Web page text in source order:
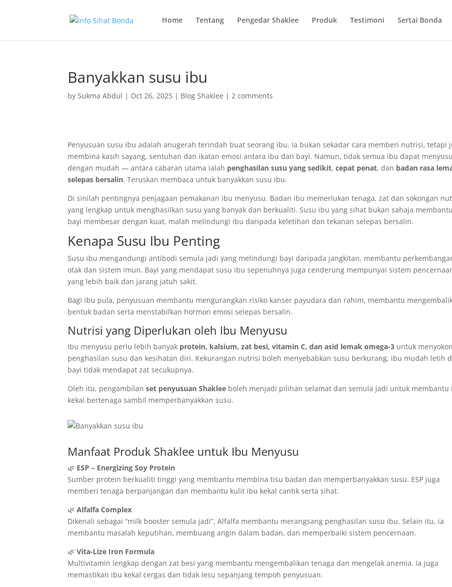
Home Tentang Pengedar Shaklee Produk Testimoni Sertai Bonda
Banyakkan susu ibu
bySukma Abdul | Oct 26, 2025 | Blog Shaklee |2 comments
Penyusuan susu ibu adalah anugerah terindah buat seorang ibu. Ia bukan sekadar cara memberi nutrisi, tetapi
membina kasih sayang, sentuhan dan ikatan emosi antara ibu dan bayi. Namun, tidak semua ibu dapat menyusu
dengan mudah — antara cabaran utama ialah penghasilan susu yang sedikit,cepat penat, dan badan rasa
selepas bersalin. Teruskan membaca untuk banyakkan susu ibu.
Di sinilah pentingnya penjagaan pemakanan ibu menyusu. Badan ibu memerlukan tenaga, zat dan sokongan
yang lengkap untuk menghasilkan susu yang banyak dan berkualiti. Susu ibu yang sihat bukan sahaja membantu
bayi membesar dengan kuat, malah melindungi ibu daripada keletihan dan tekanan selepas bersalin.
Kenapa Susu Ibu Penting
Susu ibu mengandungi antibodi semula jadi yang melindungi bayi daripada jangkitan, membantu
otak dan sistem imun. Bayi yang mendapat susu ibu sepenuhnya juga cenderung mempunyai sistem
yang lebih baik dan jarang jatuh sakit.
Bagi ibu pula, penyusuan membantu mengurangkan risiko kanser payudara dan rahim, membantu
bentuk badan serta menstabilkan hormon emosi selepas bersalin.
Nutrisi yang Diperlukan oleh Ibu Menyusu
Ibu menyusu perlu lebih banyak protein, kalsium, zat besi, vitamin C, dan asid lemak omega-3 untuk
penghasilan susu dan kesihatan diri. Kekurangan nutrisi boleh menyebabkan susu berkurang, ibu mudah letih
bayi tidak mendapat zat secukupnya.
Oleh itu, pengambilanset penyusuan Shaklee boleh menjadi pilihan selamat dan semula jadi untuk membantu
kekal bertenaga sambil memperbanyakkan susu.
Manfaat Produk Shaklee untuk Ibu Menyusu
🌿 ESP – Energizing Soy Protein
Sumber protein berkualiti tinggi yang membantu membina tisu badan dan memperbanyakkan susu. ESP juga
memberi tenaga berpanjangan dan membantu kulit ibu kekal cantik serta sihat.
🌿Alfalfa Complex
Dikenali sebagai “milk booster semula jadi”, Alfalfa membantu merangsang penghasilan susu ibu. Selain itu, ia
membantu masalah keputihan, membuang angin dalam badan, dan memperbaiki sistem pencernaan.
🌿Vita-Lize Iron Formula
Multivitamin lengkap dengan zat besi yang membantu mengembalikan tenaga dan mengelak anemia. Ia juga
memastikan ibu kekal cergas dan tidak lesu sepanjang tempoh penyusuan.